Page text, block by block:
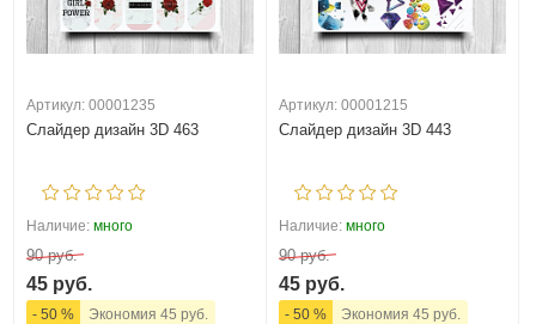
Артикул: 00001235
Слайдер дизайн 3D 463
Наличие: много
90 руб.
45 руб.
- 50 % Экономия 45 руб.
Артикул: 00001215
Слайдер дизайн 3D 443
Наличие: много
90 руб.
45 руб.
- 50 % Экономия 45 руб.